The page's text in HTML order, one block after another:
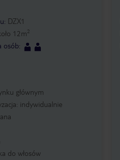
: DZX1
12m2
osób:
głównym
indywidualnie
do włosów